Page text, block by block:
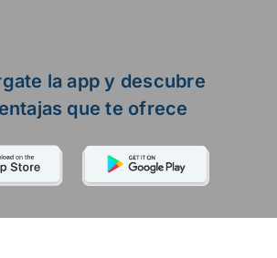
la app y descubre
que te ofrece